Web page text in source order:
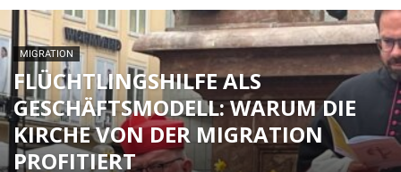
MIGRATION
FLÜCHTLINGSHILFE ALS
GESCHÄFTSMODELL: WARUM DIE
KIRCHE VON DER MIGRATION
PROFITIERT